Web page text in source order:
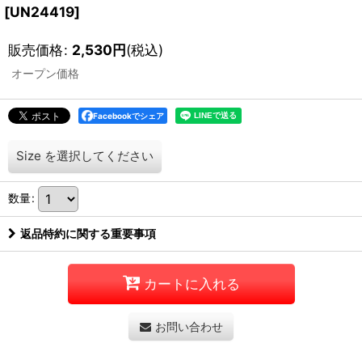
[UN24419]
販売価格: 2,530円(税込)
オープン価格
Facebookでシェア
Size を選択してください
数量:
返品特約に関する重要事項
カートに入れる
お問い合わせ